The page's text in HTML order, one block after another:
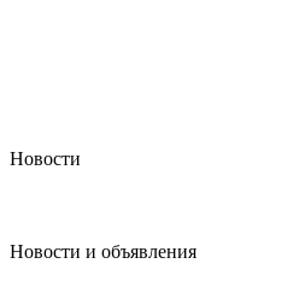
Новости
Новости и объявления